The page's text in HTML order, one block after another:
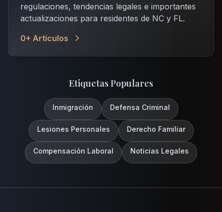
regulaciones, tendencias legales e importantes
actualizaciones para residentes de NC y FL.
0+ Artículos
Etiquetas Populares
Inmigración Defensa Criminal
Lesiones Personales Derecho Familiar
Compensación Laboral Noticias Legales